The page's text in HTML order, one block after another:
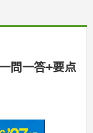
問一答+要点